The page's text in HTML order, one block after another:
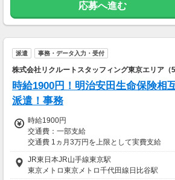
応募へ進む
派遣 事務・データ入力・受付
株式会社リクルートスタッフィング東京エリア（5
時給1900円！明治安田生命保険相
派遣！事務
時給1900円
交通費：一部支給
交通費 1ヵ月3万円を上限として実費支給
月収例 27万5500円 時給1900円×実働7h×週5
×4週+残業5h
JR東日本JR山手線東京駅
東京メトロ東京メトロ千代田線日比谷駅